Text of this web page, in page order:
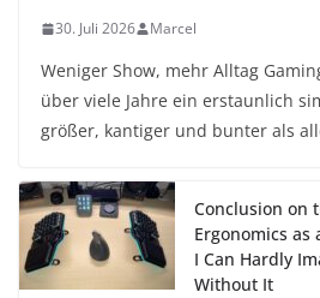
30. Juli 2026 Marcel
Weniger Show, mehr Alltag
über viele Jahre ein erstaunlich
größer, kantiger und bunter als
Conclusion on
Ergonomics as
I Can Hardly
Without It